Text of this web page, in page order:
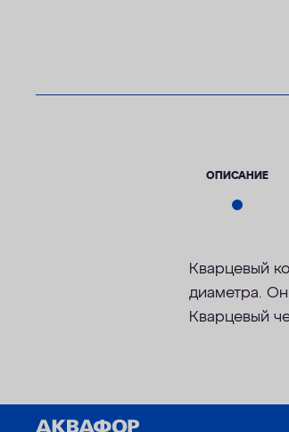
ОПИСАНИЕ
Кварцевый
диаметра.
Кварцевый